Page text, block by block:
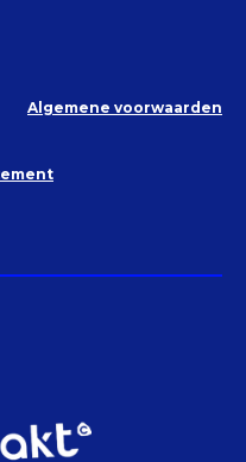
Algemene voorwaarden